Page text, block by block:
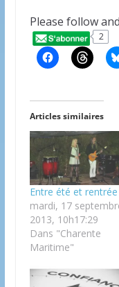
Please follow
2
Articles similaires
Entre été et rentrée
mardi, 17
2013, 10h17:29
Dans "Charente
Maritime"